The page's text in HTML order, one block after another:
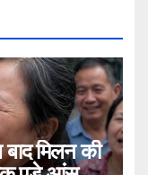
मिलन की